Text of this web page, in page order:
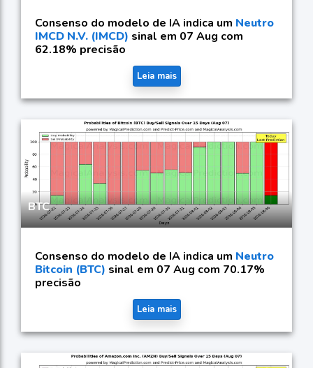
Consenso do modelo de IA indica um Neutro
IMCD N.V. (IMCD) sinal em 07 Aug com
62.18% precisão
Leia mais
BTC
Consenso do modelo de IA indica um Neutro
Bitcoin (BTC) sinal em 07 Aug com 70.17%
precisão
Leia mais